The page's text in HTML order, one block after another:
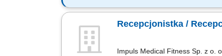
Zakres obowiązków: Organizowanie
Recepcjonistka /
Impuls Medical Fitness Sp. z o. o.